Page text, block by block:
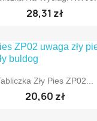
28,31 zł
Zły Pies ZP02...
20,60 zł